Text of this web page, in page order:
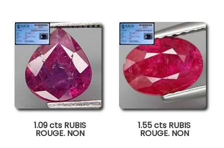
1.09 cts RUBIS
ROUGE. NON
1.55 cts RUBIS
ROUGE. NON